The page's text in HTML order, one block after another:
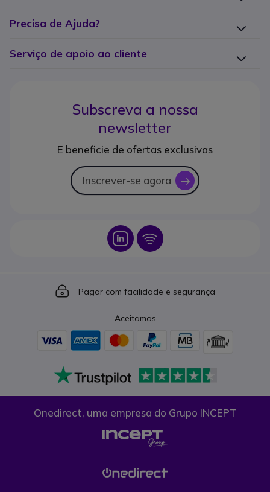
Precisa de Ajuda?
Serviço de apoio ao cliente
Subscreva a nossa
newsletter
E beneficie de ofertas exclusivas
Inscrever-se agora icon
Icon Icon
Icon
Pagar com facilidade e segurança
Aceitamos
Onedirect, uma empresa do Grupo INCEPT